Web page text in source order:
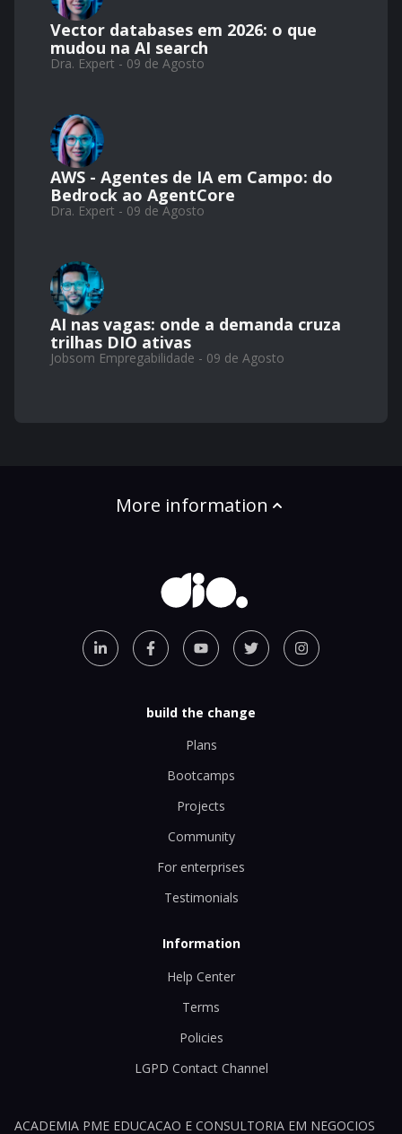
Vector databases em 2026: o que
mudou na AI search
Dra. Expert - 09 de Agosto
AWS - Agentes de IA em Campo: do
Bedrock ao AgentCore
Dra. Expert - 09 de Agosto
AI nas vagas: onde a demanda cruza
trilhas DIO ativas
Jobsom Empregabilidade - 09 de Agosto
More information
build the change
Plans
Bootcamps
Projects
Community
For enterprises
Testimonials
Information
Help Center
Terms
Policies
LGPD Contact Channel
ACADEMIA PME EDUCACAO E CONSULTORIA EM NEGOCIOS